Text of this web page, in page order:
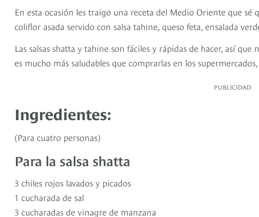
En esta ocasión les traigo una receta del Medio Oriente que sé
coliflor asada servido con salsa tahine, queso feta, ensalada
Las salsas shatta y tahine son fáciles y rápidas de hacer, así
es mucho más saludables que comprarlas en los
PUBLICIDAD
Ingredientes:
(Para cuatro personas)
Para la salsa shatta
3 chiles rojos lavados y picados
1 cucharada de sal
3 cucharadas de vinagre de manzana